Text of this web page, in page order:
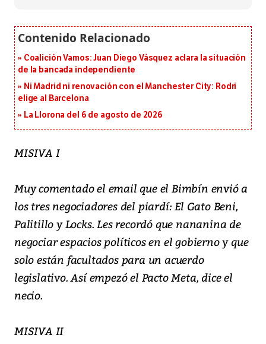
Coalición Vamos: Juan Diego Vásquez aclara la situación
de la bancada independiente
Ni Madrid ni renovación con el Manchester City: Rodri
elige al Barcelona
La Llorona del 6 de agosto de 2026
MISIVA I
Muy comentado el email que el Bimbín envió a
los tres negociadores del piardí: El Gato Beni,
Palitillo y Locks. Les recordó que nananina de
negociar espacios políticos en el gobierno y que
solo están facultados para un acuerdo
legislativo. Así empezó el Pacto Meta, dice el
necio.
MISIVA II